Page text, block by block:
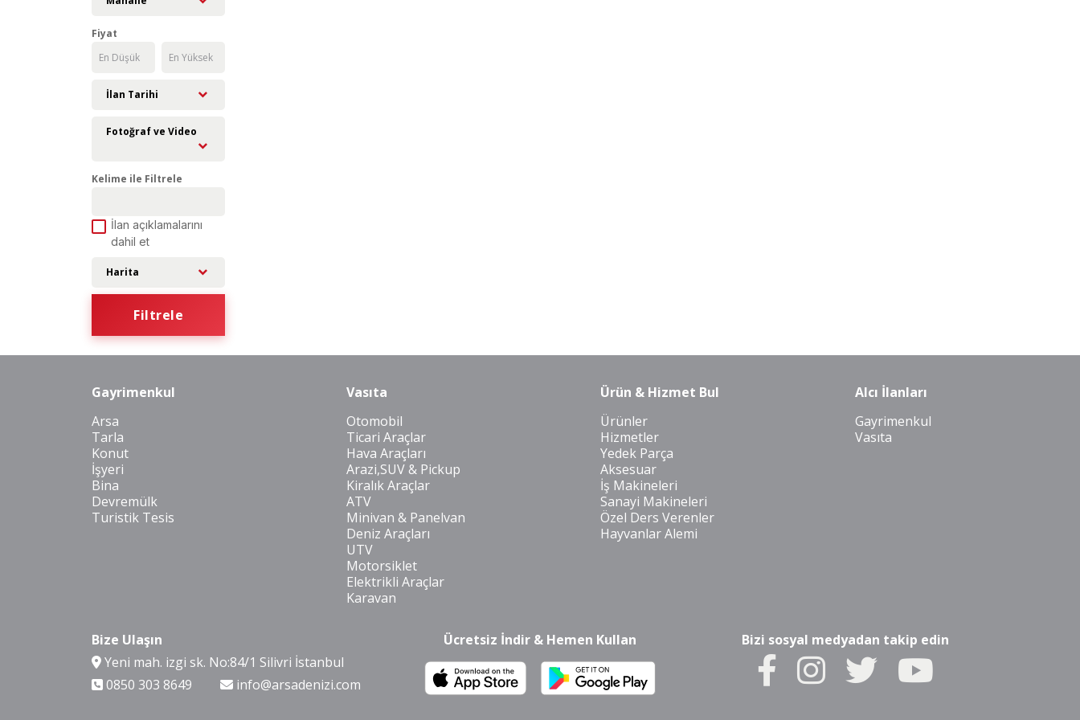
Fiyat
İlan Tarihi
Fotoğraf ve Video
Kelime ile Filtrele
İlan açıklamalarını
dahil et
Harita
Filtrele
Gayrimenkul
Arsa
Tarla
Konut
İşyeri
Bina
Devremülk
Turistik Tesis
Vasıta
Otomobil
Ticari Araçlar
Hava Araçları
Arazi,SUV & Pickup
Kiralık Araçlar
ATV
Minivan & Panelvan
Deniz Araçları
UTV
Motorsiklet
Elektrikli Araçlar
Karavan
Ürün & Hizmet Bul
Ürünler
Hizmetler
Yedek Parça
Aksesuar
İş Makineleri
Sanayi Makineleri
Özel Ders Verenler
Hayvanlar Alemi
Alcı İlanları
Gayrimenkul
Vasıta
Bize Ulaşın
Yeni mah. izgi sk. No:84/1 Silivri İstanbul
0850 303 8649
info@arsadenizi.com
Ücretsiz İndir & Hemen Kullan Bizi sosyal medyadan takip edin